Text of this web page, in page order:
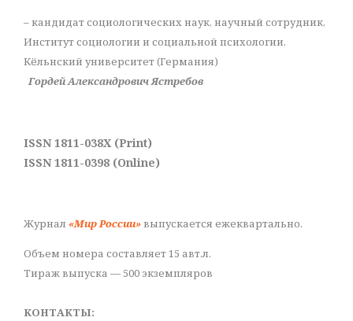
– кандидат социологических наук, научный сотрудник,
Институт социологии и социальной психологии,
Кёльнский университет (Германия)
Гордей Александрович Ястребов
ISSN 1811-038X (Print)
ISSN 1811-0398 (Online)
Журнал «Мир России»выпускается ежеквартально.
Объем номера составляет 15 авт.л.
Тираж выпуска — 500 экземпляров
КОНТАКТЫ: